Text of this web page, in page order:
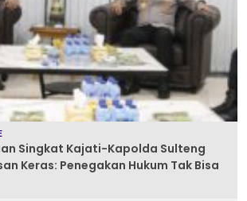
Singkat Kajati-Kapolda Sulteng
Keras: Penegakan Hukum Tak Bisa